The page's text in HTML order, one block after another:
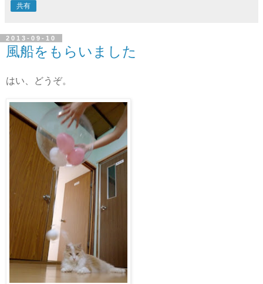
共有
2013-09-10
風船をもらいました
はい、どうぞ。